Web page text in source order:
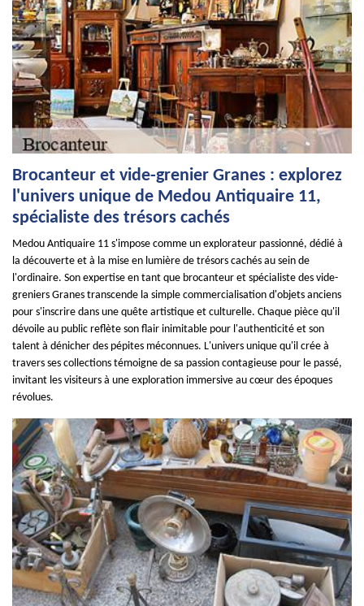
Brocanteur et vide-grenier Granes : explorez
l'univers unique de Medou Antiquaire 11,
spécialiste des trésors cachés
Medou Antiquaire 11 s'impose comme un explorateur passionné, dédié à
la découverte et à la mise en lumière de trésors cachés au sein de
l'ordinaire. Son expertise en tant que brocanteur et spécialiste des vide-
greniers Granes transcende la simple commercialisation d'objets anciens
pour s'inscrire dans une quête artistique et culturelle. Chaque pièce qu'il
dévoile au public reflète son flair inimitable pour l'authenticité et son
talent à dénicher des pépites méconnues. L'univers unique qu'il crée à
travers ses collections témoigne de sa passion contagieuse pour le passé,
invitant les visiteurs à une exploration immersive au cœur des époques
révolues.